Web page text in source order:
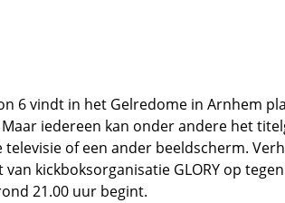
6 vindt in het Gelredome in Arnhem
iedereen kan onder andere het
of een ander beeldscherm.
kickboksorganisatie GLORY op
21.00 uur begint.